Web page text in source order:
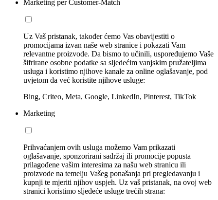
Marketing per Customer-Match
Uz Vaš pristanak, također ćemo Vas obavijestiti o
promocijama izvan naše web stranice i pokazati Vam
relevantne proizvode. Da bismo to učinili, uspoređujemo Vaše
šifrirane osobne podatke sa sljedećim vanjskim pružateljima
usluga i koristimo njihove kanale za online oglašavanje, pod
uvjetom da već koristite njihove usluge:
Bing, Criteo, Meta, Google, LinkedIn, Pinterest, TikTok
Marketing
Prihvaćanjem ovih usluga možemo Vam prikazati
oglašavanje, sponzorirani sadržaj ili promocije popusta
prilagođene vašim interesima za našu web stranicu ili
proizvode na temelju Vašeg ponašanja pri pregledavanju i
kupnji te mjeriti njihov uspjeh. Uz vaš pristanak, na ovoj web
stranici koristimo sljedeće usluge trećih strana: